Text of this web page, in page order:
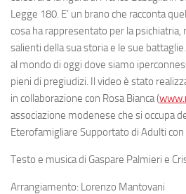
Legge 180. E’ un brano che racconta
cosa ha rappresentato per la
salienti della sua storia e le sue
al mondo di oggi dove siamo
pieni di pregiudizi. Il video è stato
in collaborazione con Rosa Bianca(
associazione modenese che si occupa
Eterofamigliare Supportato di Adulti con
Testo e musica di Gaspare Palmieri e
Arrangiamento: Lorenzo Mantovani